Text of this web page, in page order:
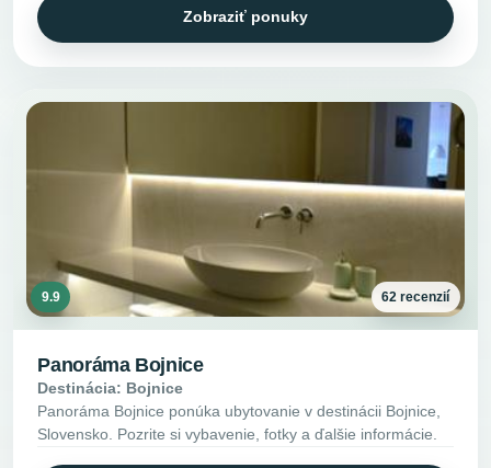
Zobraziť ponuky
9.9 62 recenzií
Panoráma Bojnice
Destinácia: Bojnice
Panoráma Bojnice ponúka ubytovanie v destinácii Bojnice,
Slovensko. Pozrite si vybavenie, fotky a ďalšie informácie.